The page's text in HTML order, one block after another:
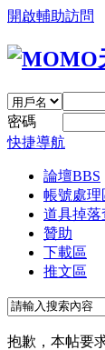
開啟輔助訪問
密碼
快捷導航
論壇BBS
帳號處理
道具掉落
贊助
下載區
推文區
抱歉，本帖要